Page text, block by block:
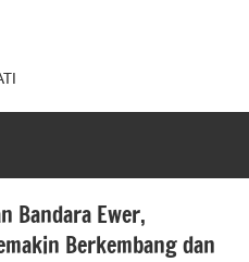
Bandara Ewer,
Berkembang dan